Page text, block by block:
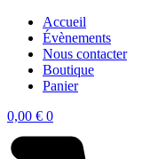
Accueil
Évènements
Nous contacter
Boutique
Panier
0,00 € 0